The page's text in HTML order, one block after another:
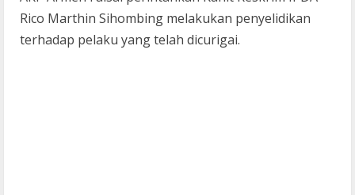
Rico Marthin Sihombing melakukan penyelidikan
terhadap pelaku yang telah dicurigai.